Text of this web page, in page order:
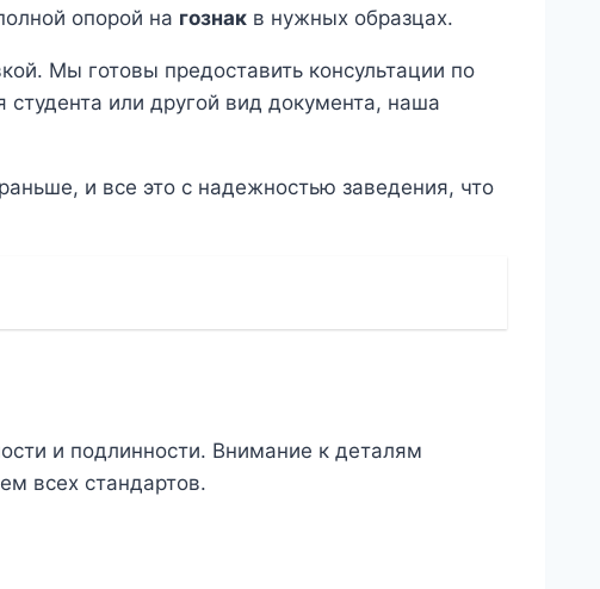
опорой на гознак в нужных образцах.
Мы готовы предоставить консультации по
или другой вид документа, наша
и все это с надежностью заведения, что
и подлинности. Внимание к деталям
всех стандартов.